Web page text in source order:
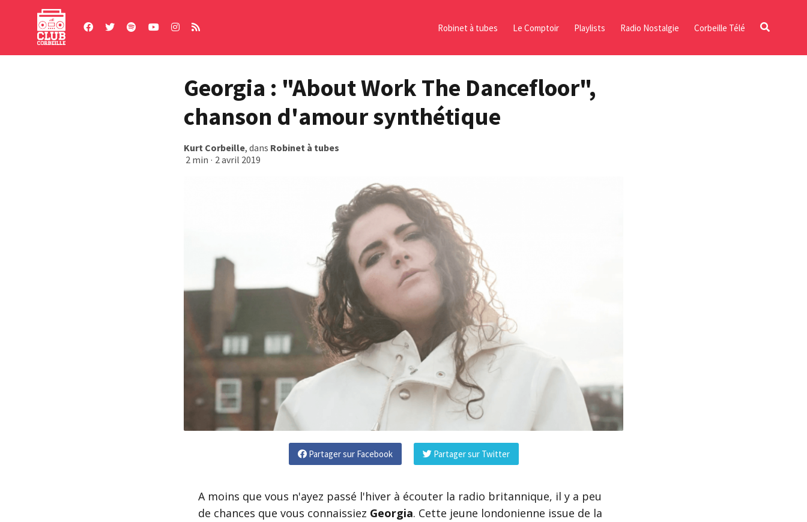
Robinet à tubes Le Comptoir Playlists Radio Nostalgie Corbeille Télé
Georgia : "About Work The Dancefloor",
chanson d'amour synthétique
Kurt Corbeille, dans Robinet à tubes
2 min · 2 avril 2019
Partager sur Facebook Partager sur Twitter
A moins que vous n'ayez passé l'hiver à écouter la radio britannique, il y a peu
de chances que vous connaissiez Georgia. Cette jeune londonienne issue de la